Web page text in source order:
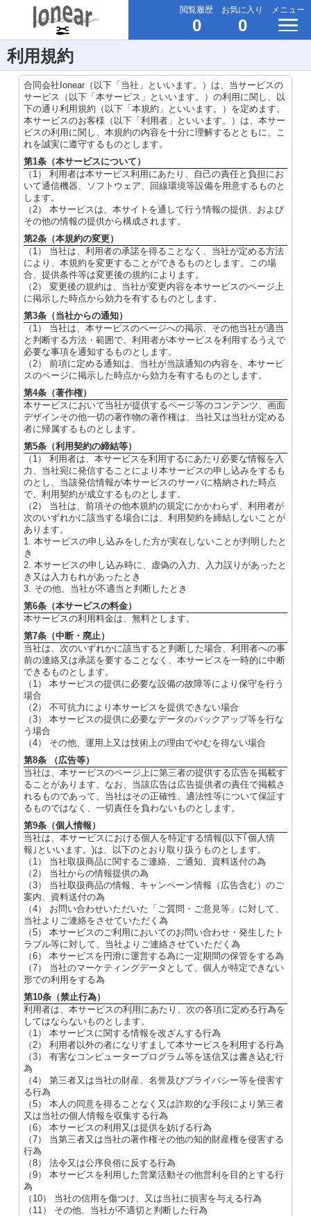
閲覧履歴
0
お気に入り
0
メニュー
利用規約
合同会社Ionear（以下「当社」といいます。）は、当サービスの
サービス（以下「本サービス」といいます。）の利用に関し、以
下の通り利用規約（以下「本規約」といいます。）を定めます。
本サービスのお客様（以下「利用者」といいます。）は、本サー
ビスの利用に関し、本規約の内容を十分に理解するとともに、こ
れを誠実に遵守するものとします。
第1条（本サービスについて）
（1） 利用者は本サービス利用にあたり、自己の責任と負担にお
いて通信機器、ソフトウェア、回線環境等設備を用意するものと
します。
（2） 本サービスは、本サイトを通して行う情報の提供、および
その他の情報の提供から構成されます。
第2条（本規約の変更）
（1） 当社は、利用者の承諾を得ることなく、当社が定める方法
により、本規約を変更することができるものとします。この場
合、提供条件等は変更後の規約によります。
（2） 変更後の規約は、当社が変更内容を本サービスのページ上
に掲示した時点から効力を有するものとします。
第3条（当社からの通知）
（1） 当社は、本サービスのページへの掲示、その他当社が適当
と判断する方法・範囲で、利用者が本サービスを利用するうえで
必要な事項を通知するものとします。
（2） 前項に定める通知は、当社が当該通知の内容を、本サービ
スのページに掲示した時点から効力を有するものとします。
第4条（著作権）
本サービスにおいて当社が提供するページ等のコンテンツ、画面
デザインその他一切の著作物の著作権は、当社又は当社が定める
者に帰属するものとします。
第5条（利用契約の締結等）
（1） 利用者は、本サービスを利用するにあたり必要な情報を入
力、当社宛に発信することにより本サービスの申し込みをするも
のとし、当該発信情報が本サービスのサーバに格納された時点
で、利用契約が成立するものとします。
（2） 当社は、前項その他本規約の規定にかかわらず、利用者が
次のいずれかに該当する場合には、利用契約を締結しないことが
あります。
1. 本サービスの申し込みをした方が実在しないことが判明したと
き
2. 本サービスの申し込み時に、虚偽の入力、入力誤りがあったと
き又は入力もれがあったとき
3. その他、当社が不適当と判断したとき
第6条（本サービスの料金）
本サービスの利用料金は、無料とします。
第7条（中断・廃止）
当社は、次のいずれかに該当すると判断した場合、利用者への事
前の連絡又は承諾を要することなく、本サービスを一時的に中断
できるものとします。
（1） 本サービスの提供に必要な設備の故障等により保守を行う
場合
（2） 不可抗力により本サービスを提供できない場合
（3） 本サービスの提供に必要なデータのバックアップ等を行な
う場合
（4） その他、運用上又は技術上の理由でやむを得ない場合
第8条 （広告等）
当社は、本サービスのページ上に第三者の提供する広告を掲載す
ることがあります。なお、当該広告は広告提供者の責任で掲載さ
れるものであって、当社はその正確性、適法性等について保証す
るものではなく、一切責任を負わないものとします。
第9条（個人情報）
当社は、本サービスにおける個人を特定する情報(以下｢個人情
報｣といいます。)は、以下のとおり取り扱うものとします。
（1） 当社取扱商品に関するご連絡、ご通知、資料送付の為
（2） 当社からの情報提供の為
（3） 当社取扱商品の情報、キャンペーン情報（広告含む）のご
案内、資料送付の為
（4） お問い合わせいただいた「ご質問・ご意見等」に対して、
当社よりご連絡をさせていただく為
（5） 本サービスのご利用においてのお問い合わせ・発生したト
ラブル等に対して、当社よりご連絡させていただく為
（6） 本サービスを円滑に運営する為に一定期間の保管をする為
（7） 当社のマーケティングデータとして、個人が特定できない
形での利用をする為
第10条（禁止行為）
利用者は、本サービスの利用にあたり、次の各項に定める行為を
してはならないものとします。
（1） 本サービスに関する情報を改ざんする行為
（2） 利用者以外の者になりすまして本サービスを利用する行為
（3） 有害なコンピュータープログラム等を送信又は書き込む行
為
（4） 第三者又は当社の財産、名誉及びプライバシー等を侵害す
る行為
（5） 本人の同意を得ることなく又は詐欺的な手段により第三者
又は当社の個人情報を収集する行為
（6） 本サービスの利用又は提供を妨げる行為
（7） 当第三者又は当社の著作権その他の知的財産権を侵害する
行為
（8） 法令又は公序良俗に反する行為
（9） 本サービスを利用した営業活動その他営利を目的とする行
為
（10） 当社の信用を傷つけ、又は当社に損害を与える行為
（11） その他、当社が不適切と判断した行為